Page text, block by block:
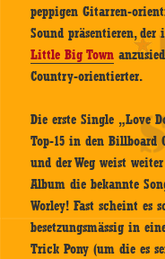
peppigen Gitarren-
Sound präsentieren, der
Little Big Town
Country-orientierter.
Die erste Single „Love
Top-15 in den Billboard
und der Weg weist
Album die bekannte
Worley! Fast scheint es
besetzungsmässig in
Trick Pony (um die es